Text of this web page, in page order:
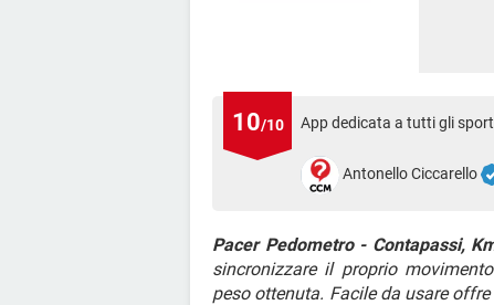
10/10 App dedicata a tutti gli
Antonello Ciccarello
Pacer Pedometro - Contapassi,
sincronizzare il proprio
peso ottenuta. Facile da usare